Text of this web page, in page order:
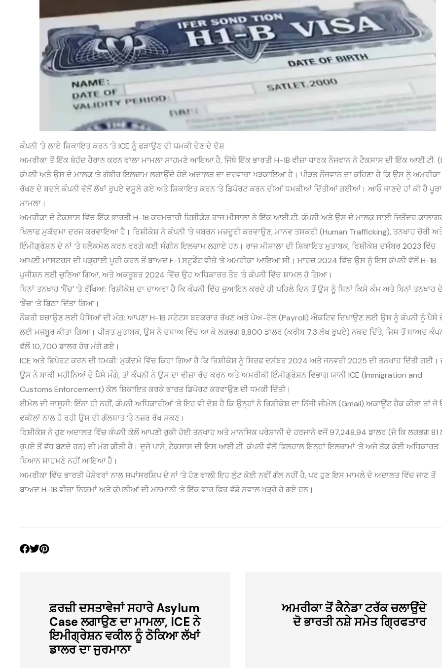
ਕੰਪਨੀ ‘ਤੇ ਲਾਏ ਸ਼ਿਕਾਇਤ ਕਰਨ ‘ਤੇ ICE ਨੂੰ ਫੜਾਉਣ ਦੀ ਧਮਕੀ ਦੇਣ ਦੇ ਦੋਸ਼
ਅਮਰੀਕਾ ਤੋਂ ਇੱਕ ਬੇਹੱਦ ਹੈਰਾਨ ਕਰਨ ਵਾਲਾ ਮਾਮਲਾ ਸਾਹਮਣੇ ਆਇਆ ਹੈ, ਜਿੱਥੇ ਇੱਕ ਭਾਰਤੀ H-1B ਵੀਜ਼ਾ ਧਾਰਕ ਨੌਜਵਾਨ ਨੇ ਟੈਕਸਾਸ ਦੀ ਇੱਕ ਆਈ.ਟੀ.
ਕੰਪਨੀ ਅਤੇ ਉਸ ਦੇ ਮਾਲਕ ‘ਤੇ ਗੰਭੀਰ ਇਲਜ਼ਾਮ ਲਗਾਉਂਦੇ ਹੋਏ ਅਦਾਲਤ ਦਾ ਦਰਵਾਜ਼ਾ ਖੜਕਾਇਆ ਹੈ। ਪੀੜਤ ਨੌਜਵਾਨ ਦਾ ਕਹਿਣਾ ਹੈ ਕਿ ਉਸ ਨੂੰ ਅਮਰੀਕਾ
ਰੱਖਣ ਦੇ ਬਦਲੇ ਕੰਪਨੀ ਵੱਲੋਂ ਲੱਖਾਂ ਰੁਪਏ ਵਸੂਲੇ ਗਏ ਅਤੇ ਸ਼ਿਕਾਇਤ ਕਰਨ ‘ਤੇ ਡਿਪੋਰਟ ਕਰਨ ਦੀਆਂ ਧਮਕੀਆਂ ਦਿੱਤੀਆਂ ਗਈਆਂ। ਆਓ ਜਾਣਦੇ ਹਾਂ ਕੀ ਹੈ ਪੂਰਾ
ਮਾਮਲਾ।
ਅਮਰੀਕਾ ਦੇ ਟੈਕਸਾਸ ਵਿੱਚ ਇੱਕ ਭਾਰਤੀ H-1B ਕਰਮਚਾਰੀ ਰਿਸ਼ੀਕੇਸ਼ ਰਾਜ ਮੀਸਾਲਾ ਨੇ ਇੱਕ ਆਈ.ਟੀ. ਕੰਪਨੀ ਅਤੇ ਉਸ ਦੇ ਮਾਲਕ ਸਾਈ ਜਿਤੇਂਦਰ
ਖਿਲਾਫ ਮੁਕੱਦਮਾ ਦਰਜ ਕਰਵਾਇਆ ਹੈ। ਰਿਸ਼ੀਕੇਸ਼ ਨੇ ਕੰਪਨੀ ‘ਤੇ ਜਬਰਨ ਮਜ਼ਦੂਰੀ ਕਰਵਾਉਣ, ਮਾਨਵ ਤਸਕਰੀ (Human Trafficking), ਤਨਖਾਹ ਚੋਰੀ
ਇੰਮੀਗ੍ਰੇਸ਼ਨ ਦੇ ਨਾਂ ‘ਤੇ ਬਲੈਕਮੇਲ ਕਰਨ ਵਰਗੇ ਕਈ ਸੰਗੀਨ ਇਲਜ਼ਾਮ ਲਗਾਏ ਹਨ। ਰਾਜ ਮੀਸਾਲਾ ਦੀ ਸ਼ਿਕਾਇਤ ਮੁਤਾਬਕ, ਰਿਸ਼ੀਕੇਸ਼ ਦਸੰਬਰ 2023 ਵਿੱਚ
ਆਪਣੀ ਮਾਸਟਰਸ ਦੀ ਪੜ੍ਹਾਈ ਪੂਰੀ ਕਰਨ ਤੋਂ ਬਾਅਦ F-1 ਸਟੂਡੈਂਟ ਵੀਜ਼ੇ ‘ਤੇ ਅਮਰੀਕਾ ਆਇਆ ਸੀ। ਮਾਰਚ 2024 ਵਿੱਚ ਉਸ ਨੂੰ ਇਸ ਕੰਪਨੀ ਵੱਲੋਂ H-1B
ਪੁਜੀਸ਼ਨ ਲਈ ਚੁਣਿਆ ਗਿਆ, ਅਤੇ ਅਕਤੂਬਰ 2024 ਵਿੱਚ ਉਹ ਅਧਿਕਾਰਤ ਤੌਰ ‘ਤੇ ਕੰਪਨੀ ਵਿੱਚ ਸ਼ਾਮਲ ਹੋ ਗਿਆ।
ਬਿਨਾਂ ਤਨਖਾਹ ‘ਬੈਂਚ’ ‘ਤੇ ਰੱਖਿਆ: ਰਿਸ਼ੀਕੇਸ਼ ਦਾ ਦਾਅਵਾ ਹੈ ਕਿ ਕੰਪਨੀ ਵਿੱਚ ਜੁਆਇਨ ਕਰਦੇ ਹੀ ਪਹਿਲੇ ਦਿਨ ਤੋਂ ਉਸ ਨੂੰ ਬਿਨਾਂ ਕਿਸੇ ਕੰਮ ਅਤੇ ਬਿਨਾਂ ਤਨਖਾਹ
‘ਬੈਂਚ’ ‘ਤੇ ਬਿਠਾ ਦਿੱਤਾ ਗਿਆ।
ਨੌਕਰੀ ਬਚਾਉਣ ਲਈ ਪੈਸਿਆਂ ਦੀ ਮੰਗ: ਆਪਣਾ H-1B ਸਟੇਟਸ ਬਰਕਰਾਰ ਰੱਖਣ ਅਤੇ ਪੇਅ-ਰੋਲ (Payroll) ਐਕਟਿਵ ਦਿਖਾਉਣ ਲਈ ਉਸ ਨੂੰ ਕੰਪਨੀ ਨੂੰ ਪੈਸੇ
ਲਈ ਮਜਬੂਰ ਕੀਤਾ ਗਿਆ। ਪੀੜਤ ਮੁਤਾਬਕ, ਉਸ ਨੇ ਦਬਾਅ ਵਿੱਚ ਆ ਕੇ ਲਗਭਗ 8,800 ਡਾਲਰ (ਕਰੀਬ 7.3 ਲੱਖ ਰੁਪਏ) ਨਕਦ ਦਿੱਤੇ, ਜਿਸ ਤੋਂ ਬਾਅਦ
ਵੱਲੋਂ 10,700 ਡਾਲਰ ਹੋਰ ਮੰਗੇ ਗਏ।
ICE ਅਤੇ ਡਿਪੋਰਟ ਕਰਨ ਦੀ ਧਮਕੀ: ਮੁਕੱਦਮੇ ਵਿੱਚ ਕਿਹਾ ਗਿਆ ਹੈ ਕਿ ਰਿਸ਼ੀਕੇਸ਼ ਨੂੰ ਸਿਰਫ ਦਸੰਬਰ 2024 ਅਤੇ ਜਨਵਰੀ 2025 ਦੀ ਤਨਖਾਹ ਦਿੱਤੀ ਗਈ।
ਉਸ ਨੇ ਬਾਕੀ ਮਹੀਨਿਆਂ ਦੇ ਪੈਸੇ ਮੰਗੇ, ਤਾਂ ਕੰਪਨੀ ਨੇ ਉਸ ਦਾ ਵੀਜ਼ਾ ਰੱਦ ਕਰਨ ਅਤੇ ਅਮਰੀਕੀ ਇੰਮੀਗ੍ਰੇਸ਼ਨ ਵਿਭਾਗ ਯਾਨੀ ICE (Immigration and
Customs Enforcement) ਕੋਲ ਸ਼ਿਕਾਇਤ ਕਰਕੇ ਭਾਰਤ ਡਿਪੋਰਟ ਕਰਵਾਉਣ ਦੀ ਧਮਕੀ ਦਿੱਤੀ।
ਈਮੇਲ ਦੀ ਜਾਸੂਸੀ: ਇੰਨਾ ਹੀ ਨਹੀਂ, ਕੰਪਨੀ ਅਧਿਕਾਰੀਆਂ ‘ਤੇ ਇਹ ਵੀ ਦੋਸ਼ ਹੈ ਕਿ ਉਨ੍ਹਾਂ ਨੇ ਰਿਸ਼ੀਕੇਸ਼ ਦਾ ਨਿੱਜੀ ਜੀਮੇਲ (Gmail) ਅਕਾਊਂਟ ਹੈਕ ਕੀਤਾ ਤਾਂ ਜੋ
ਵਕੀਲਾਂ ਨਾਲ ਹੋ ਰਹੀ ਉਸ ਦੀ ਗੱਲਬਾਤ ‘ਤੇ ਨਜ਼ਰ ਰੱਖ ਸਕਣ।
ਰਿਸ਼ੀਕੇਸ਼ ਨੇ ਹੁਣ ਅਦਾਲਤ ਵਿੱਚ ਕੰਪਨੀ ਕੋਲੋਂ ਆਪਣੀ ਰੁਕੀ ਹੋਈ ਤਨਖਾਹ ਅਤੇ ਮਾਨਸਿਕ ਪਰੇਸ਼ਾਨੀ ਦੇ ਹਰਜਾਨੇ ਵਜੋਂ 97,248.94 ਡਾਲਰ (ਜੋ ਕਿ ਲਗਭਗ 81
ਰੁਪਏ ਤੋਂ ਵੱਧ ਬਣਦੇ ਹਨ) ਦੀ ਮੰਗ ਕੀਤੀ ਹੈ। ਦੂਜੇ ਪਾਸੇ, ਟੈਕਸਾਸ ਦੀ ਇਸ ਆਈ.ਟੀ. ਕੰਪਨੀ ਵੱਲੋਂ ਫਿਲਹਾਲ ਇਨ੍ਹਾਂ ਇਲਜ਼ਾਮਾਂ ‘ਤੇ ਅਜੇ ਤੱਕ ਕੋਈ ਅਧਿਕਾਰਤ
ਬਿਆਨ ਸਾਹਮਣੇ ਨਹੀਂ ਆਇਆ ਹੈ।
ਅਮਰੀਕਾ ਵਿੱਚ ਭਾਰਤੀ ਪੇਸ਼ੇਵਰਾਂ ਨਾਲ ਸਪਾਂਸਰਸ਼ਿਪ ਦੇ ਨਾਂ ‘ਤੇ ਹੋਣ ਵਾਲੀ ਇਹ ਲੁੱਟ ਕੋਈ ਨਵੀਂ ਗੱਲ ਨਹੀਂ ਹੈ, ਪਰ ਹੁਣ ਇਸ ਮਾਮਲੇ ਦੇ ਅਦਾਲਤ ਵਿੱਚ ਜਾਣ ਤੋਂ
ਬਾਅਦ H-1B ਵੀਜ਼ਾ ਨਿਯਮਾਂ ਅਤੇ ਕੰਪਨੀਆਂ ਦੀ ਮਨਮਾਨੀ ‘ਤੇ ਇੱਕ ਵਾਰ ਫਿਰ ਵੱਡੇ ਸਵਾਲ ਖੜ੍ਹੇ ਹੋ ਗਏ ਹਨ।
ਫ਼ਰਜ਼ੀ ਦਸਤਾਵੇਜਾਂ ਸਹਾਰੇ Asylum
Case ਲਗਾਉਣ ਦਾ ਮਾਮਲਾ, ICE ਨੇ
ਇਮੀਗ੍ਰੇਸ਼ਨ ਵਕੀਲ ਨੂੰ ਠੋਕਿਆ ਲੱਖਾਂ
ਡਾਲਰ ਦਾ ਜੁਰਮਾਨਾ
ਅਮਰੀਕਾ ਤੋਂ ਕੈਨੇਡਾ ਟਰੱਕ ਚਲਾਉਂਦੇ
ਦੋ ਭਾਰਤੀ ਨਸ਼ੇ ਸਮੇਤ ਗ੍ਰਿਫਤਾਰ